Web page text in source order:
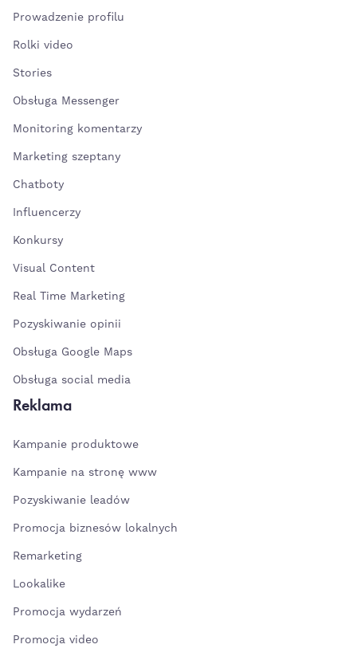
Prowadzenie profilu
Rolki video
Stories
Obsługa Messenger
Monitoring komentarzy
Marketing szeptany
Chatboty
Influencerzy
Konkursy
Visual Content
Real Time Marketing
Pozyskiwanie opinii
Obsługa Google Maps
Obsługa social media
Reklama
Kampanie produktowe
Kampanie na stronę www
Pozyskiwanie leadów
Promocja biznesów lokalnych
Remarketing
Lookalike
Promocja wydarzeń
Promocja video